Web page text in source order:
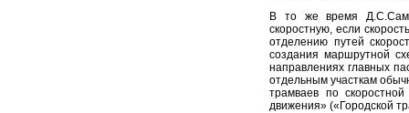
В то же время
скоростную, если
отделению путей
создания маршрутной
направлениях главных
отдельным участкам
трамваев по
движения» («Городской